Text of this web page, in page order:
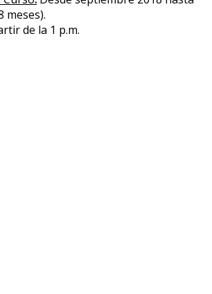
meses).
de la 1 p.m.